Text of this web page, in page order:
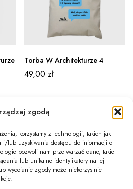
zgodą
korzystamy z technologii, takich jak
i/lub uzyskiwania dostępu do informacji o
pozwoli nam przetwarzać dane, takie
lub unikalne identyfikatory na tej
wycofanie zgody może niekorzystnie
Torba W Architekturze 4
49,00 zł